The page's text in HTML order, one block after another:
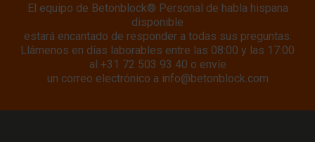
El equipo de Betonblock® Personal de habla hispana
disponible
estará encantado de responder a todas sus preguntas.
Llámenos en días laborables entre las 08:00 y las 17:00
al +31 72 503 93 40 o envíe
un correo electrónico a info@betonblock.com